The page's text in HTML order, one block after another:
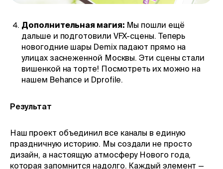
Дополнительная магия:Мы пошли ещё
дальше и подготовили VFX-сцены. Теперь
новогодние шары Demix падают прямо на
улицах заснеженной Москвы. Эти сцены стали
вишенкой на торте! Посмотреть их можно на
нашем Behance и Dprofile.
Результат
Наш проект объединил все каналы в единую
праздничную историю. Мы создали не просто
дизайн, а настоящую атмосферу Нового года,
которая запомнится надолго. Каждый элемент —